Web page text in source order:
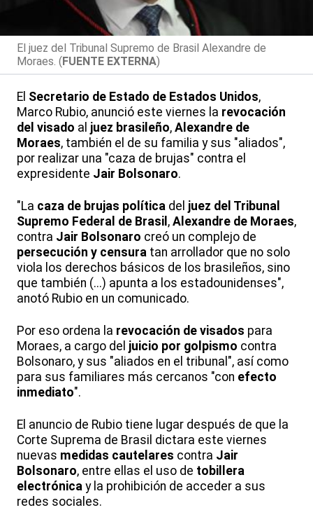
El juez del Tribunal Supremo de Brasil Alexandre de
Moraes. (FUENTE EXTERNA)
El Secretario de Estado de Estados Unidos,
Marco Rubio, anunció este viernes la revocación
del visado al juez brasileño, Alexandre de
Moraes, también el de su familia y sus "aliados",
por realizar una "caza de brujas" contra el
expresidente Jair Bolsonaro.
"La caza de brujas política del juez del Tribunal
Supremo Federal de Brasil , Alexandre de Moraes,
contra Jair Bolsonaro creó un complejo de
persecución y censura tan arrollador que no solo
viola los derechos básicos de los brasileños, sino
que también (...) apunta a los estadounidenses",
anotó Rubio en un comunicado.
Por eso ordena la revocación de visados para
Moraes, a cargo del juicio por golpismo contra
Bolsonaro, y sus "aliados en el tribunal", así como
para sus familiares más cercanos "con efecto
inmediato".
El anuncio de Rubio tiene lugar después de que la
Corte Suprema de Brasil dictara este viernes
nuevas medidas cautelares contra Jair
Bolsonaro, entre ellas el uso de tobillera
electrónica y la prohibición de acceder a sus
redes sociales.